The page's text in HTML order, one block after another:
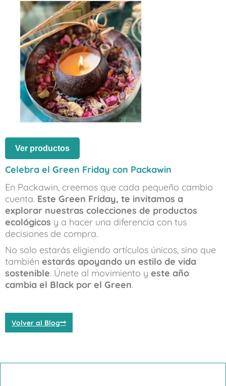
Ver productos
Celebra el Green Friday con Packawin
En Packawin, creemos que cada pequeño cambio
cuenta. Este Green Friday, te invitamos a
explorar nuestras colecciones de productos
ecológicos y a hacer una diferencia con tus
decisiones de compra.
No solo estarás eligiendo artículos únicos, sino que
también estarás apoyando un estilo de vida
sostenible. Únete al movimiento y este año
cambia el Black por el Green.
Volver al Blog